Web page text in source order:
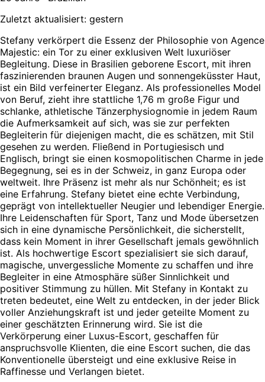
Zuletzt aktualisiert: gestern
Stefany verkörpert die Essenz der Philosophie von Agence
Majestic: ein Tor zu einer exklusiven Welt luxuriöser
Begleitung. Diese in Brasilien geborene Escort, mit ihren
faszinierenden braunen Augen und sonnengeküsster Haut,
ist ein Bild verfeinerter Eleganz. Als professionelles Model
von Beruf, zieht ihre stattliche 1,76 m große Figur und
schlanke, athletische Tänzerphysiognomie in jedem Raum
die Aufmerksamkeit auf sich, was sie zur perfekten
Begleiterin für diejenigen macht, die es schätzen, mit Stil
gesehen zu werden. Fließend in Portugiesisch und
Englisch, bringt sie einen kosmopolitischen Charme in jede
Begegnung, sei es in der Schweiz, in ganz Europa oder
weltweit. Ihre Präsenz ist mehr als nur Schönheit; es ist
eine Erfahrung. Stefany bietet eine echte Verbindung,
geprägt von intellektueller Neugier und lebendiger Energie.
Ihre Leidenschaften für Sport, Tanz und Mode übersetzen
sich in eine dynamische Persönlichkeit, die sicherstellt,
dass kein Moment in ihrer Gesellschaft jemals gewöhnlich
ist. Als hochwertige Escort spezialisiert sie sich darauf,
magische, unvergessliche Momente zu schaffen und ihre
Begleiter in eine Atmosphäre süßer Sinnlichkeit und
positiver Stimmung zu hüllen. Mit Stefany in Kontakt zu
treten bedeutet, eine Welt zu entdecken, in der jeder Blick
voller Anziehungskraft ist und jeder geteilte Moment zu
einer geschätzten Erinnerung wird. Sie ist die
Verkörperung einer Luxus-Escort, geschaffen für
anspruchsvolle Klienten, die eine Escort suchen, die das
Konventionelle übersteigt und eine exklusive Reise in
Raffinesse und Verlangen bietet.